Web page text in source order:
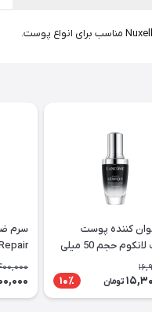
کننده پوست
جنفیک لانکوم حجم 50 میلی
تومان 10٪
سرم